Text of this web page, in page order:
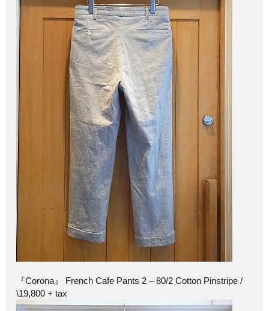
『Corona』 French Cafe Pants 2 – 80/2 Cotton Pinstripe /
\19,800 + tax